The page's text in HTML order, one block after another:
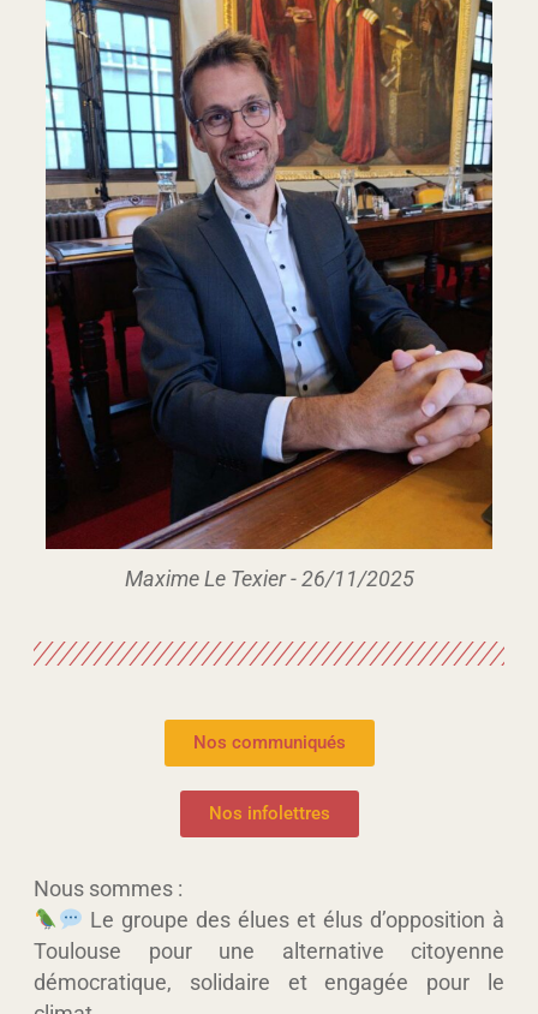
Maxime Le Texier - 26/11/2025
Nos communiqués
Nos infolettres
Nous sommes :
Le groupe des élues et élus d’opposition à
Toulouse pour une alternative citoyenne
démocratique, solidaire et engagée pour le